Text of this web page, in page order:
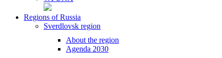
Regions of Russia
Sverdlovsk region
About the region
Agenda 2030